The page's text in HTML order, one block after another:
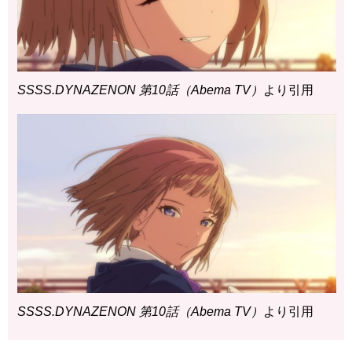
SSSS.DYNAZENON 第10話（Abema TV） より引用
SSSS.DYNAZENON 第10話（Abema TV） より引用